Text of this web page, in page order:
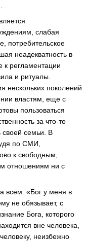
слабая
потребительское
неадекватность в
к регламентации
и ритуалы.
нескольких поколений
властям, еще с
пользоваться
за что-то
своей семьи. В
по СМИ,
к свободным,
отношениям ни с
всем: «Бог у меня в
не обязывает, с
Бога, которого
вне человека,
неизбежно